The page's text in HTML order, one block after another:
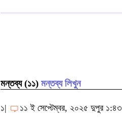
মন্তব্য (১১) মন্তব্য লিখুন
১|
১১ ই সেপ্টেম্বর, ২০২৫ দুপুর ১:৪৩